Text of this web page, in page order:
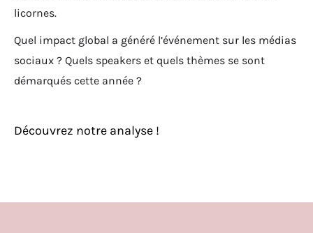
licornes.
Quel impact global a généré l’événement sur les médias
sociaux ? Quels speakers et quels thèmes se sont
démarqués cette année ?
Découvrez notre analyse !